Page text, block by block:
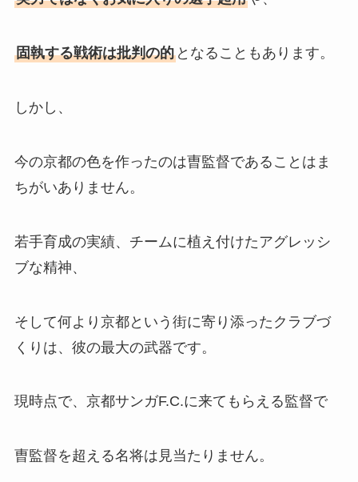
固執する戦術は批判の的となることもあります。
しかし、
今の京都の色を作ったのは曺監督であることはま
ちがいありません。
若手育成の実績、チームに植え付けたアグレッシ
ブな精神、
そして何より京都という街に寄り添ったクラブづ
くりは、彼の最大の武器です。
現時点で、京都サンガF.C.に来てもらえる監督で
曺監督を超える名将は見当たりません。